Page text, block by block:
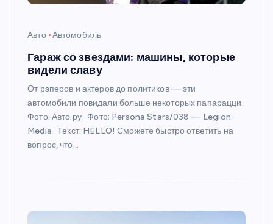
Авто Автомобиль
Гараж со звездами: машины, которые
видели славу
От рэперов и актеров до политиков — эти
автомобили повидали больше некоторых папарацци.
Фото: Авто.ру Фото: Persona Stars/038 — Legion-
Media Текст: HELLO! Сможете быстро ответить на
вопрос, что…